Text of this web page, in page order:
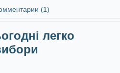
(1)
легко